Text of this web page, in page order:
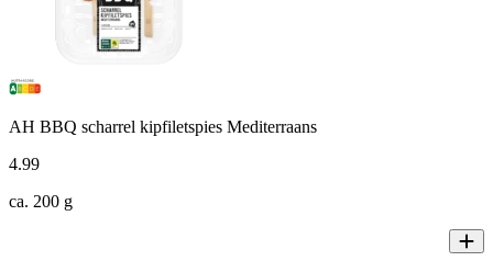
AH BBQ scharrel kipfiletspies Mediterraans
4.99
ca. 200 g